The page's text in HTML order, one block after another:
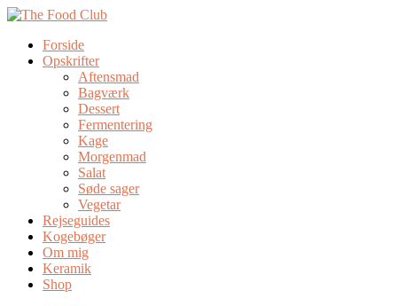
Forside
Opskrifter
Aftensmad
Bagværk
Dessert
Fermentering
Kage
Morgenmad
Salat
Søde sager
Vegetar
Rejseguides
Kogebøger
Om mig
Keramik
Shop